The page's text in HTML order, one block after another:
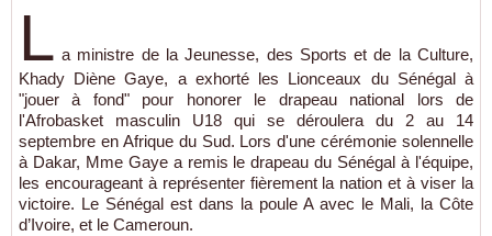
L a ministre de la Jeunesse, des Sports et de la Culture,
Khady Diène Gaye, a exhorté les Lionceaux du Sénégal à
"jouer à fond" pour honorer le drapeau national lors de
l'Afrobasket masculin U18 qui se déroulera du 2 au 14
septembre en Afrique du Sud. Lors d'une cérémonie solennelle
à Dakar, Mme Gaye a remis le drapeau du Sénégal à l'équipe,
les encourageant à représenter fièrement la nation et à viser la
victoire. Le Sénégal est dans la poule A avec le Mali, la Côte
d’Ivoire, et le Cameroun.